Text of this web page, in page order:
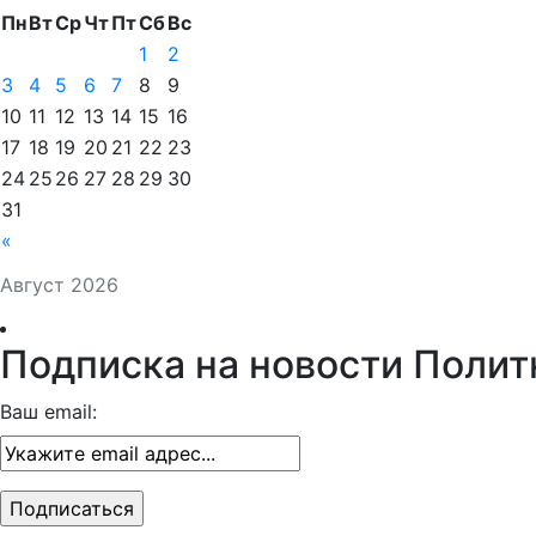
Август 2026
ПнВтСрЧтПтСбВс
«
1
2
3
4 5 6 7 8
9
10 11 12 13 14 15 16
17 18 19 20 21 22 23
24 25 26 27 28 29 30
31
Подписка на новости
Ваш email: